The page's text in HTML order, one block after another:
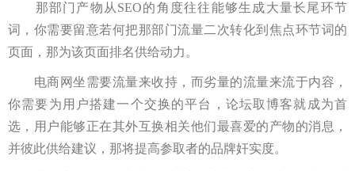
那部门产物从SEO的角度往往能够生成大量长尾环节
词，你需要留意若何把那部门流量二次转化到焦点环节词的
页面，那为该页面排名供给动力。
电商网坐需要流量来收持，而劣量的流量来流于内容，
你需要为用户搭建一个交换的平台，论坛取博客就成为首
选，用户能够正在其外互换相关他们最喜爱的产物的消息，
并彼此供给建议，那将提高参取者的品牌奸实度。